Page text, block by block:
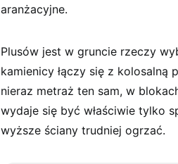
aranżacyjne.
Plusów jest w gruncie rzeczy
kamienicy łączy się z kolosalną
nieraz metraż ten sam, w
wydaje się być właściwie tylko
wyższe ściany trudniej ogrzać.